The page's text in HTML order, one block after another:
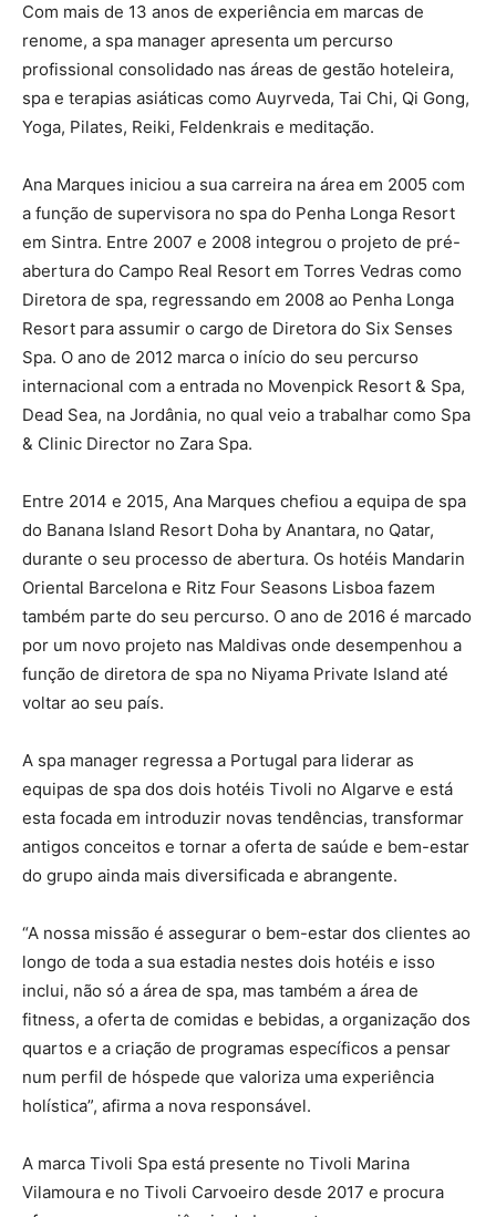
Com mais de 13 anos de experiência em marcas de
renome, a spa manager apresenta um percurso
profissional consolidado nas áreas de gestão hoteleira,
spa e terapias asiáticas como Auyrveda, Tai Chi, Qi Gong,
Yoga, Pilates, Reiki, Feldenkrais e meditação.
Ana Marques iniciou a sua carreira na área em 2005 com
a função de supervisora no spa do Penha Longa Resort
em Sintra. Entre 2007 e 2008 integrou o projeto de pré-
abertura do Campo Real Resort em Torres Vedras como
Diretora de spa, regressando em 2008 ao Penha Longa
Resort para assumir o cargo de Diretora do Six Senses
Spa. O ano de 2012 marca o início do seu percurso
internacional com a entrada no Movenpick Resort & Spa,
Dead Sea, na Jordânia, no qual veio a trabalhar como Spa
& Clinic Director no Zara Spa.
Entre 2014 e 2015, Ana Marques chefiou a equipa de spa
do Banana Island Resort Doha by Anantara, no Qatar,
durante o seu processo de abertura. Os hotéis Mandarin
Oriental Barcelona e Ritz Four Seasons Lisboa fazem
também parte do seu percurso. O ano de 2016 é marcado
por um novo projeto nas Maldivas onde desempenhou a
função de diretora de spa no Niyama Private Island até
voltar ao seu país.
A spa manager regressa a Portugal para liderar as
equipas de spa dos dois hotéis Tivoli no Algarve e está
esta focada em introduzir novas tendências, transformar
antigos conceitos e tornar a oferta de saúde e bem-estar
do grupo ainda mais diversificada e abrangente.
“A nossa missão é assegurar o bem-estar dos clientes ao
longo de toda a sua estadia nestes dois hotéis e isso
inclui, não só a área de spa, mas também a área de
fitness, a oferta de comidas e bebidas, a organização dos
quartos e a criação de programas específicos a pensar
num perfil de hóspede que valoriza uma experiência
holística”, afirma a nova responsável.
A marca Tivoli Spa está presente no Tivoli Marina
Vilamoura e no Tivoli Carvoeiro desde 2017 e procura